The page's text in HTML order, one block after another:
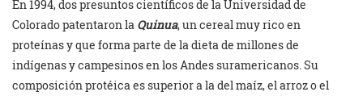
En 1994, dos presuntos científicos de la Universidad de
Colorado patentaron la Quinua, un cereal muy rico en
proteínas y que forma parte de la dieta de millones de
indígenas y campesinos en los Andes suramericanos. Su
composición protéica es superior a la del maíz, el arroz o el